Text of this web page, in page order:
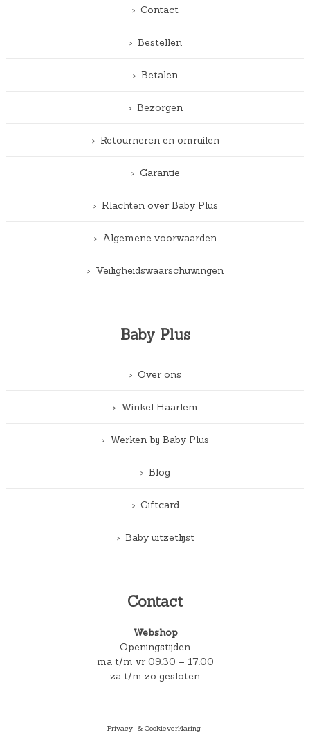
Contact
Bestellen
Betalen
Bezorgen
Retourneren en omruilen
Garantie
Klachten over Baby Plus
Algemene voorwaarden
Veiligheidswaarschuwingen
Baby Plus
Over ons
Winkel Haarlem
Werken bij Baby Plus
Blog
Giftcard
Baby uitzetlijst
Contact
Webshop
Openingstijden
ma t/m vr 09.30 – 17.00
za t/m zo gesloten
Privacy- & Cookieverklaring